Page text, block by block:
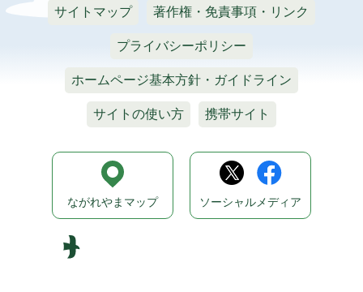
サイトマップ 著作権・免責事項・リンク
プライバシーポリシー
ホームページ基本方針・ガイドライン
サイトの使い方 携帯サイト
ながれやまマップ ソーシャルメディア